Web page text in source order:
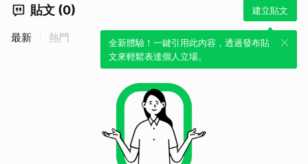
貼文 (0) 建立貼文
全新體驗！一鍵引用此內容，透過發布貼
文來輕鬆表達個人立場。
最新 熱門